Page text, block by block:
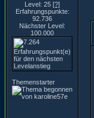
Level: 25 [?]
Erfahrungspunkte:
92.736
Nächster Level:
100.000
Themenstarter